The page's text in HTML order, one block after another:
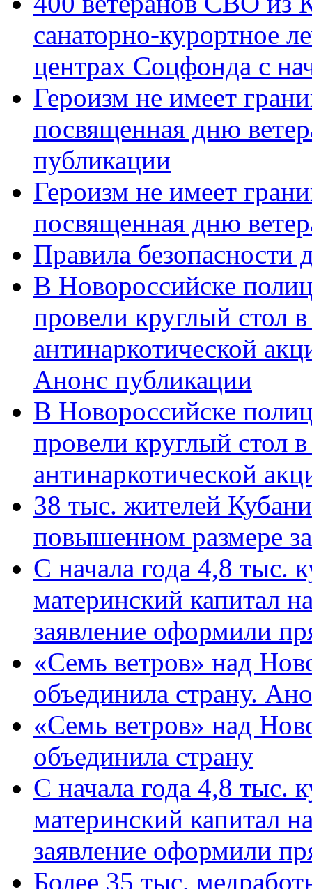
санаторно-курортное
центрах Соцфонда с
Героизм не имеет
посвященная дню
публикации
Героизм не имеет
посвященная дню
Правила безопасности
В Новороссийске
провели круглый стол
антинаркотической
Анонс публикации
В Новороссийске
провели круглый стол
антинаркотической
38 тыс. жителей
повышенном размере
С начала года 4,8 тыс.
материнский капитал
заявление оформили
«Семь ветров» над
объединила страну.
«Семь ветров» над
объединила страну
С начала года 4,8 тыс.
материнский капитал
заявление оформили
Более 35 тыс.